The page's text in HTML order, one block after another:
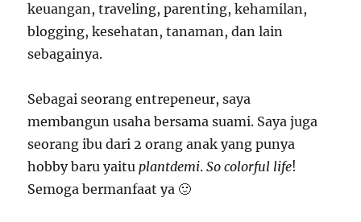
keuangan, traveling, parenting, kehamilan,
blogging, kesehatan, tanaman, dan lain
sebagainya.
Sebagai seorang entrepeneur, saya
membangun usaha bersama suami. Saya juga
seorang ibu dari 2 orang anak yang punya
hobby baru yaituplantdemi. So colorful life!
Semoga bermanfaat ya 🙂